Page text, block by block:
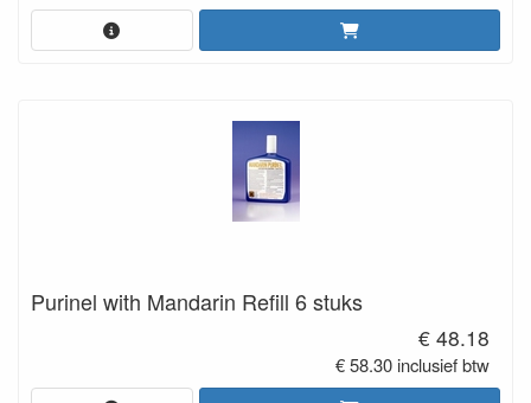
Purinel with Mandarin Refill 6 stuks
€ 48.18
€ 58.30 inclusief btw